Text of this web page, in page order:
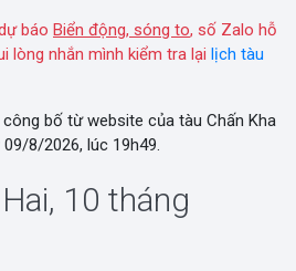
báo Biển động, sóng to, số Zalo hỗ
lòng nhắn mình kiểm tra lại lịch tàu
bố từ website của tàu Chấn Kha
8/2026, lúc 19h49.
10 tháng